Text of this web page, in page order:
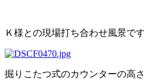
Ｋ様との現場打ち
掘りこたつ式のカウンターの高